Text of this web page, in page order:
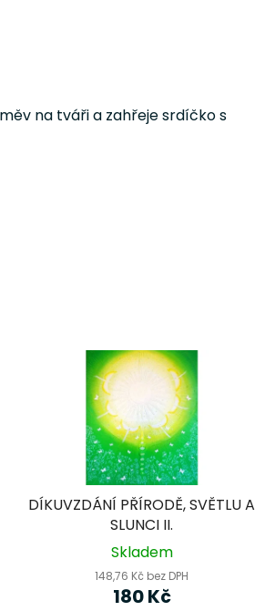
na tváři a zahřeje srdíčko s
DÍKUVZDÁNÍ PŘÍRODĚ, SVĚTLU A
SLUNCI II.
Skladem
148,76 Kč bez DPH
180 Kč